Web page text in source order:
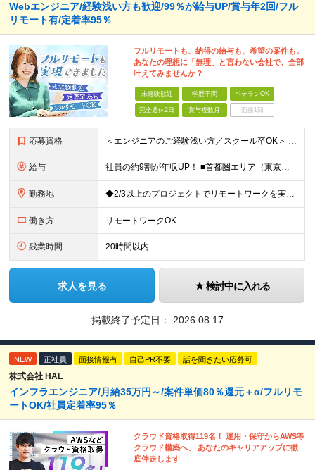
Webエンジニア/経験浅い方も歓迎/99％が給与UP/賞与年2回/フル
リモート有/定着率95％
フルリモートも、納得の給与も、希望の案件も。
あなたの理想に「無理」と言わない会社で、全部
叶えてみませんか？
未経験歓迎 学歴不問 ベテランOK
完全週休2日 賞与複数月 面接1回
応募資格 ＜エンジニアのご経験浅い方／スクール卒OK＞ ◆学歴不問 ◆未経験OK ＜こんな方は大歓迎！＞ ◎今の収入に不満がある方 ◎新しい言語・スキルに挑戦したい方 ◎腰を据えて活躍したい方 ◎頑張りを評価
給与 社員の約9割が年収UP！ ■首都圏エリア（東京、神奈川、千葉、埼玉勤務） 月給25万円～26万円（固定残業代含む） ※固定残業代は、時間外労働の有無に関わらず17時間分を30,000円～31,200
勤務地 ◆2/3以上のプロジェクトでリモートワークを実施中！ ≪自社拠点≫ ・東京本社／東京都千代田区丸の内二丁目6番1号 丸の内パークビルディング6階 ・関西支社／⼤阪府⼤阪市中央区安⼟町2-3-13 ⼤
働き方 リモートワークOK
残業時間 20時間以内
求人を見る 検討中に入れる
掲載終了予定日： 2026.08.17
NEW 正社員 面接情報有 自己PR不要 話を聞きたい応募可
株式会社 HAL
インフラエンジニア/月給35万円～/案件単価80％還元＋α/フルリモ
ートOK/社員定着率95％
クラウド資格取得119名！ 運用・保守からAWS等
クラウド構築へ、 あなたのキャリアアップに徹
底伴走します